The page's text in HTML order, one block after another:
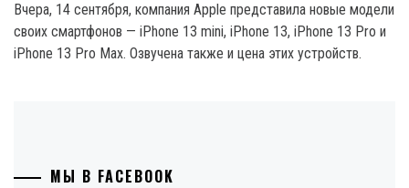
Вчера, 14 сентября, компания Apple представила новые модели
своих смартфонов — iPhone 13 mini, iPhone 13, iPhone 13 Pro и
iPhone 13 Pro Max. Озвучена также и цена этих устройств.
МЫ В FACEBOOK